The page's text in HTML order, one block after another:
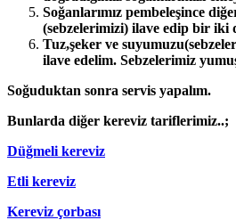
Soğanlarımız pembeleşince
(sebzelerimizi) ilave edip bir iki
Tuz,şeker ve
ilave edelim. Sebzelerimiz
Soğuduktan sonra servis yapalım.
Bunlarda diğer kereviz tariflerimiz..;
Düğmeli kereviz
Etli kereviz
Kereviz çorbası